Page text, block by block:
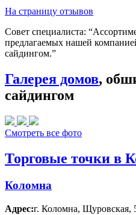
На страницу отзывов
Совет специалиста:
предлагаемых нашей
сайдингом.”
Галерея домов,
сайдингом
Смотреть все фото
Торговые точки в
Коломна
Адрес:г. Коломна, Щуровская,